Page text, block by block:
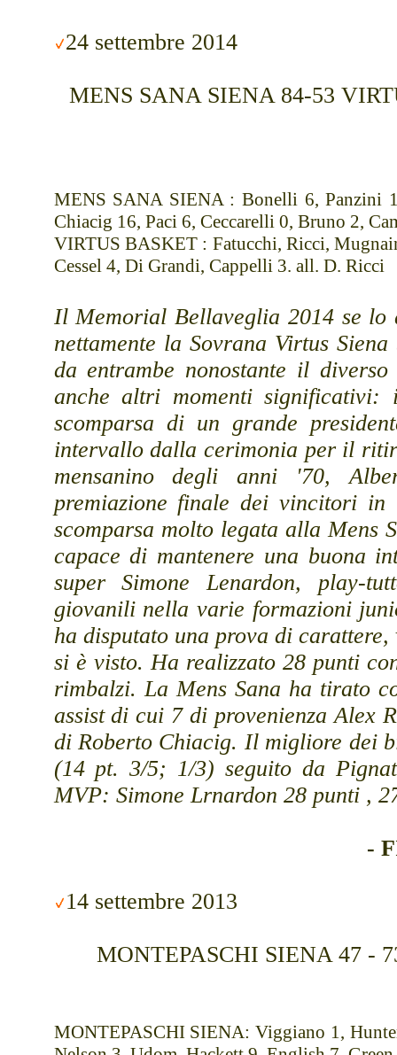
24 settembre 2014
MENS SANA SIENA 84-53
MENS SANA SIENA : Bonelli 6, Panzini
Chiacig 16, Paci 6, Ceccarelli 0, Bruno 2,
VIRTUS BASKET : Fatucchi, Ricci,
Cessel 4, Di Grandi, Cappelli 3. all. D. Ricci
Il Memorial Bellaveglia 2014 se lo
nettamente la Sovrana Virtus
da entrambe nonostante il
anche altri momenti
scomparsa di un grande
intervallo dalla cerimonia per il
mensanino degli anni '70,
premiazione finale dei vincitori
scomparsa molto legata alla Mens
capace di mantenere una buona
super Simone Lenardon, play-
giovanili nella varie formazioni
ha disputato una prova di
si è visto. Ha realizzato 28 punti
rimbalzi. La Mens Sana ha tirato
assist di cui 7 di provenienza Alex
di Roberto Chiacig. Il migliore dei
(14 pt. 3/5; 1/3) seguito da
MVP: Simone Lrnardon 28 punti ,
-
14 settembre 2013
MONTEPASCHI SIENA 47 -
MONTEPASCHI SIENA: Viggiano 1,